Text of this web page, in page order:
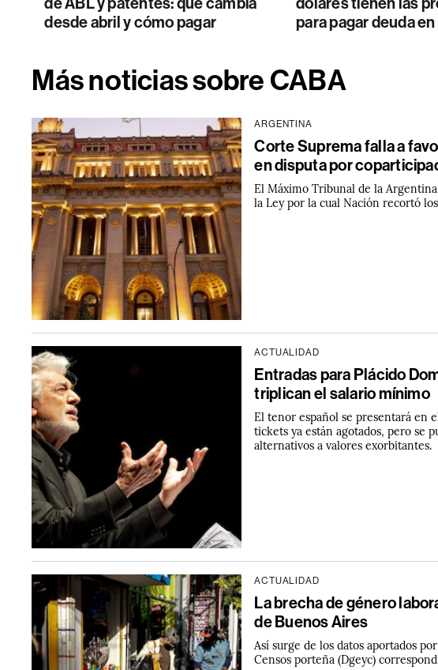
desde abril y cómo pagar
para pagar deuda
Más noticias sobre CABA
ARGENTINA
Corte Suprema falla a
en disputa por
El Máximo Tribunal de la
la Ley por la cual Nación recortó
ACTUALIDAD
Entradas para Plácido
triplican el salario mínimo
El tenor español se presentará en
tickets ya están agotados, pero se
alternativos a valores exorbitantes.
ACTUALIDAD
La brecha de género
de Buenos Aires
Así surge de los datos aportados
Censos porteña (Dgeyc)